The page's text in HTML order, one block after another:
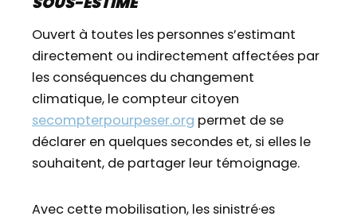
Ouvert à toutes les personnes s’estimant
directement ou indirectement affectées par
les conséquences du changement
climatique, le compteur citoyen
secompterpourpeser.org permet de se
déclarer en quelques secondes et, si elles le
souhaitent, de partager leur témoignage.
Avec cette mobilisation, les sinistré·es